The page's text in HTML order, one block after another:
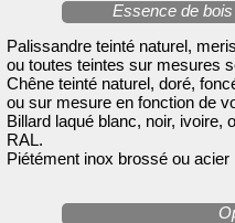
Essence de
Palissandre teinté naturel,
ou toutes teintes sur mesures
Chêne teinté naturel, doré,
ou sur mesure en fonction de
Billard laqué blanc, noir, ivoire,
RAL.
Piétément inox brossé ou